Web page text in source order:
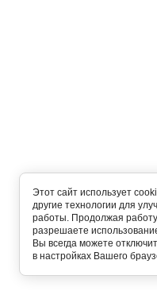
Этот сайт использует
другие технологии для
работы. Продолжая
разрешаете
Вы всегда можете
в настройках Вашего